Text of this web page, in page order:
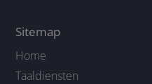
Sitemap
Home
Taaldiensten